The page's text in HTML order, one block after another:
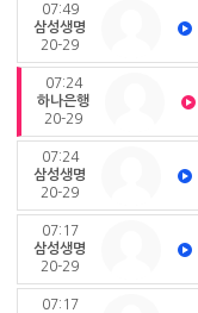
07:49
삼성생명
20-29
07:24
하나은행
20-29
07:24
삼성생명
20-29
07:17
삼성생명
20-29
07:17